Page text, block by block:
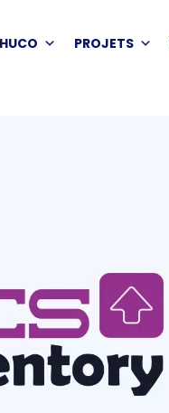
HUCO PROJETS